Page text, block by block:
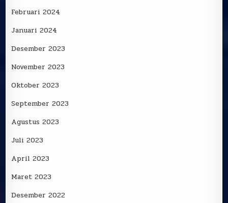
Februari 2024
Januari 2024
Desember 2023
November 2023
Oktober 2023
September 2023
Agustus 2023
Juli 2023
April 2023
Maret 2023
Desember 2022